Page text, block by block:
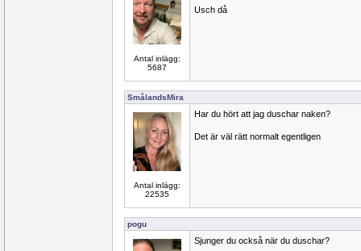
Antal inlägg:
5687
Usch då
SmålandsMira
Antal inlägg:
22535
Har du hört att jag duschar naken?
Det är väl rätt normalt egentligen
pogu
Sjunger du också när du duschar?